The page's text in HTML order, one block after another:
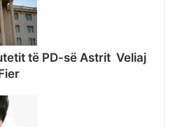
të PD-së Astrit Veliaj